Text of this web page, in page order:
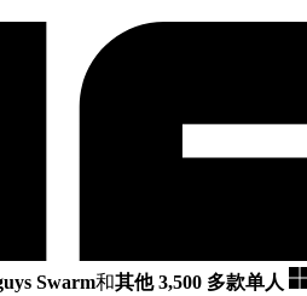
Swarm和其他 3,500 多款单人